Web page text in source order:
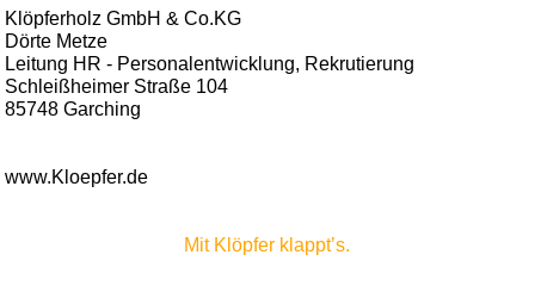
Klöpferholz GmbH & Co.KG
Dörte Metze
Leitung HR - Personalentwicklung, Rekrutierung
Schleißheimer Straße 104
85748 Garching
www.Kloepfer.de
Mit Klöpfer klappt’s.